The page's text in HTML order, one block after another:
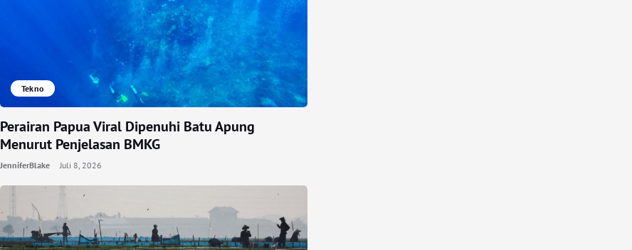
Tekno
Perairan Papua Viral Dipenuhi Batu Apung
Menurut Penjelasan BMKG
JenniferBlake Juli 8, 2026